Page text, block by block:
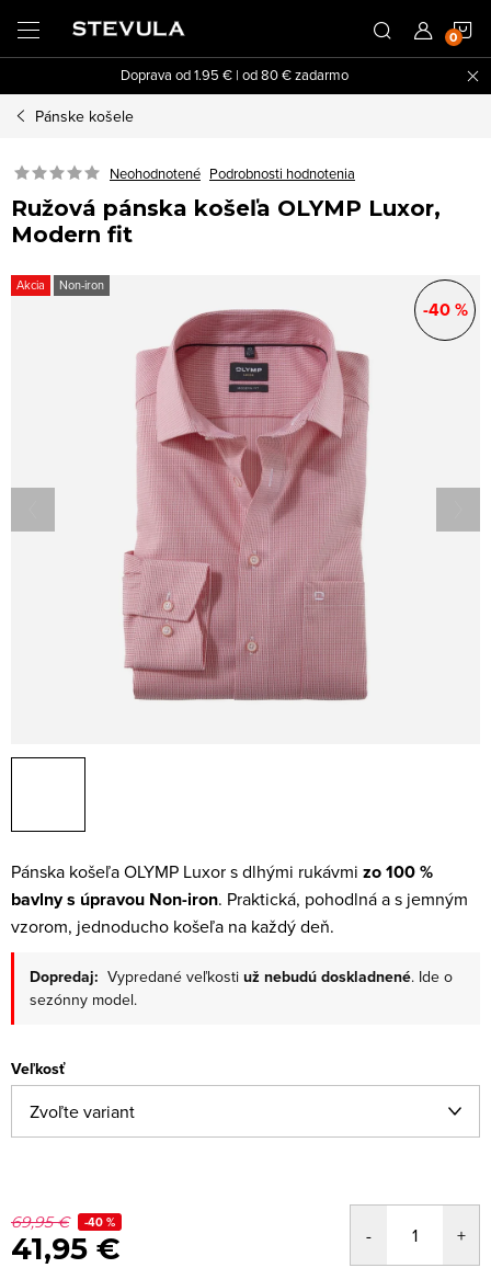
obsah
Doprava od 1.95 € | od 80 € zadarmo
Pánske košele
Neohodnotené Podrobnosti hodnotenia
Ružová pánska košeľa OLYMP Luxor,
Modern fit
Akcia Non-iron
-40 %
Pánska košeľa OLYMP Luxor s dlhými rukávmi zo 100 %
bavlny s úpravou Non-iron. Praktická, pohodlná a s jemným
vzorom, jednoducho košeľa na každý deň.
Dopredaj: Vypredané veľkosti už nebudú doskladnené. Ide o
sezónny model.
Veľkosť
69,95 € -40 %
41,95 €